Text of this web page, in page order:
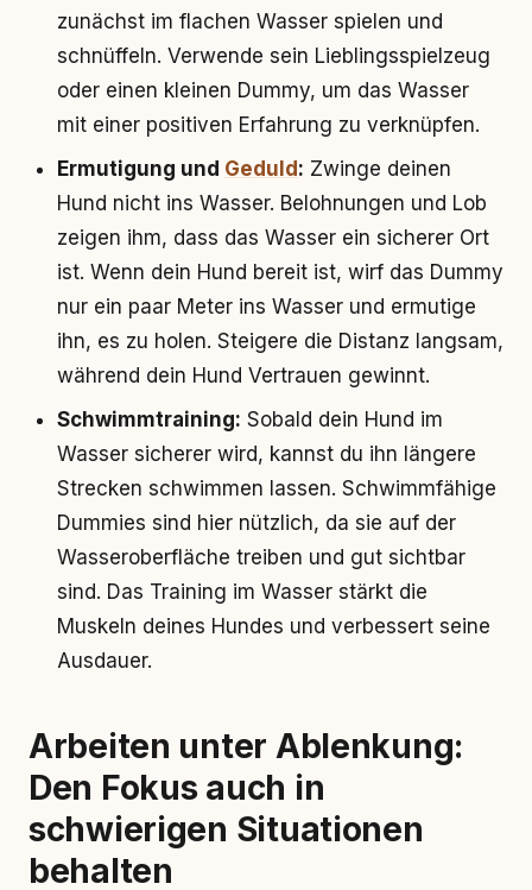
zunächst im flachen Wasser spielen und
schnüffeln. Verwende sein Lieblingsspielzeug
oder einen kleinen Dummy, um das Wasser
mit einer positiven Erfahrung zu verknüpfen.
Ermutigung und Geduld : Zwinge deinen
Hund nicht ins Wasser. Belohnungen und Lob
zeigen ihm, dass das Wasser ein sicherer Ort
ist. Wenn dein Hund bereit ist, wirf das Dummy
nur ein paar Meter ins Wasser und ermutige
ihn, es zu holen. Steigere die Distanz langsam,
während dein Hund Vertrauen gewinnt.
Schwimmtraining: Sobald dein Hund im
Wasser sicherer wird, kannst du ihn längere
Strecken schwimmen lassen. Schwimmfähige
Dummies sind hier nützlich, da sie auf der
Wasseroberfläche treiben und gut sichtbar
sind. Das Training im Wasser stärkt die
Muskeln deines Hundes und verbessert seine
Ausdauer.
Arbeiten unter Ablenkung:
Den Fokus auch in
schwierigen Situationen
behalten